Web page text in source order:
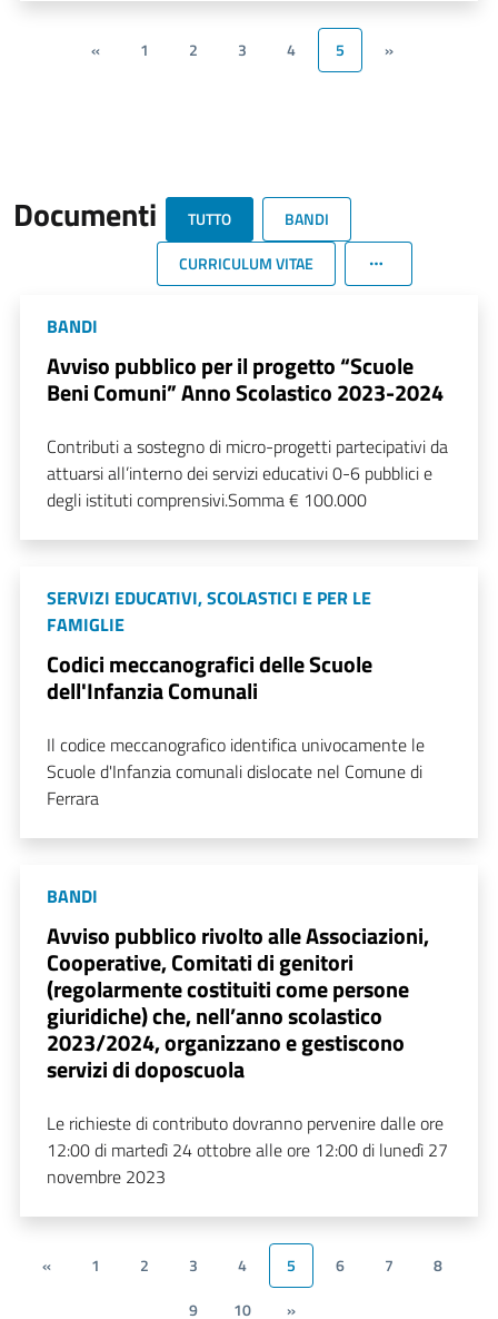
« 1 2 3 4 5 »
Documenti TUTTO
BANDI
CURRICULUM VITAE
BANDI
Avviso pubblico per il progetto “Scuole
Beni Comuni” Anno Scolastico 2023-2024
Contributi a sostegno di micro-progetti partecipativi da
attuarsi all’interno dei servizi educativi 0-6 pubblici e
degli istituti comprensivi.Somma € 100.000
SERVIZI EDUCATIVI, SCOLASTICI E PER LE
FAMIGLIE
Codici meccanografici delle Scuole
dell'Infanzia Comunali
Il codice meccanografico identifica univocamente le
Scuole d'Infanzia comunali dislocate nel Comune di
Ferrara
BANDI
Avviso pubblico rivolto alle Associazioni,
Cooperative, Comitati di genitori
(regolarmente costituiti come persone
giuridiche) che, nell’anno scolastico
2023/2024, organizzano e gestiscono
servizi di doposcuola
Le richieste di contributo dovranno pervenire dalle ore
12:00 di martedì 24 ottobre alle ore 12:00 di lunedì 27
novembre 2023
« 1 2 3 4 5 6 7
8
9
10 »